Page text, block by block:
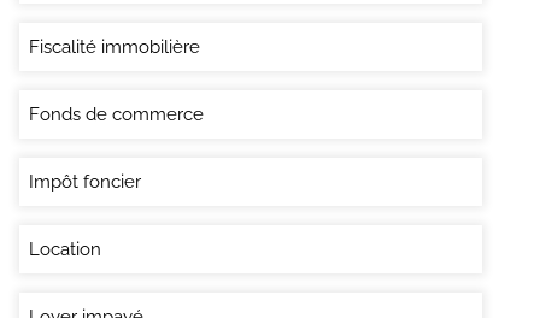
Fiscalité immobilière
Fonds de commerce
Impôt foncier
Location